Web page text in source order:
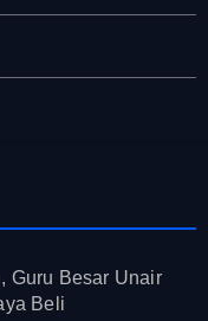
Guru Besar Unair
Beli